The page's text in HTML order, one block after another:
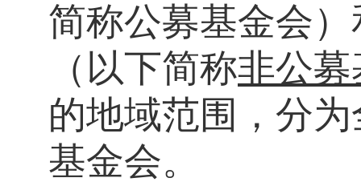
简称公募基金会
（以下简称非公
的地域范围，分
基金会。